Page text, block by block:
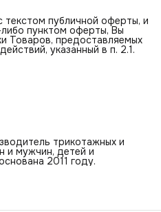
текстом публичной оферты, и
пунктом оферты, Вы
Товаров, предоставляемых
указанный в п. 2.1.
трикотажных и
и мужчин, детей и
2011 году.